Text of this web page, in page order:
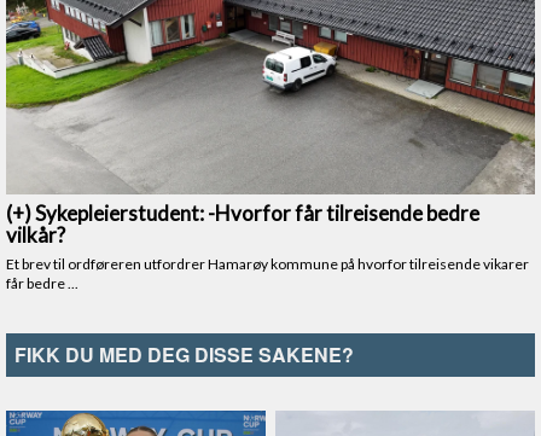
FIKK DU MED DEG DISSE SAKENE?